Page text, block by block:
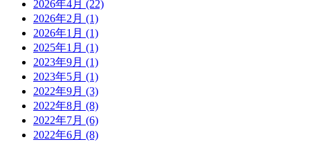
2026年4月 (22)
2026年2月 (1)
2026年1月 (1)
2025年1月 (1)
2023年9月 (1)
2023年5月 (1)
2022年9月 (3)
2022年8月 (8)
2022年7月 (6)
2022年6月 (8)